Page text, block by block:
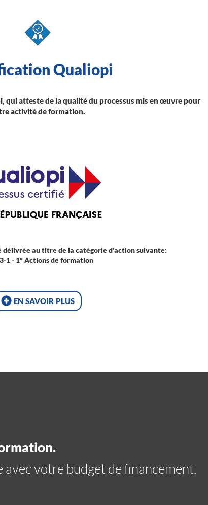
Qualiopi
qui atteste de la qualité du processus mis en œuvre pour
activité de formation.
au titre de la catégorie d'action suivante:
1 - 1° Actions de formation
en savoir plus
votre budget de financement.